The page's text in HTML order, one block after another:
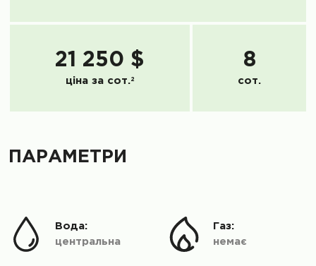
21 250 $
ціна за сот.2
8
сот.
ПАРАМЕТРИ
центральна
Вода:
немає
Газ: